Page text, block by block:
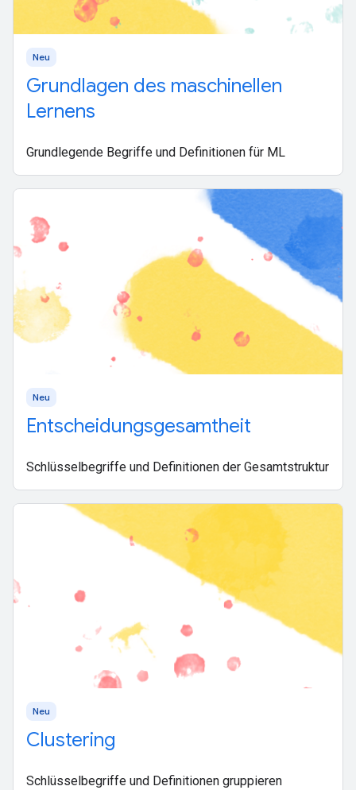
Neu
Grundlagen des maschinellen
Lernens
Grundlegende Begriffe und Definitionen für ML
Neu
Entscheidungsgesamtheit
Schlüsselbegriffe und Definitionen der Gesamtstruktur
Neu
Clustering
Schlüsselbegriffe und Definitionen gruppieren